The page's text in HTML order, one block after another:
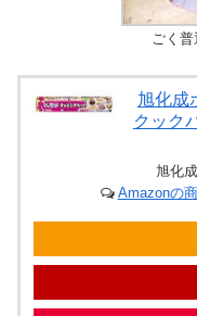
ごく
旭化成
クック
旭化
Amazonの